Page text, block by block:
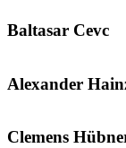
Baltasar Cevc
Alexander
Clemens